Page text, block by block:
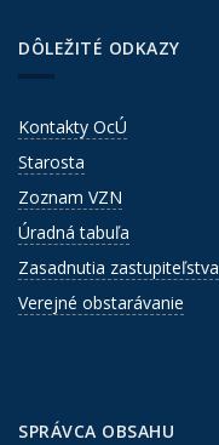
DÔLEŽITÉ ODKAZY
Kontakty OcÚ
Starosta
Zoznam VZN
Úradná tabuľa
Zasadnutia zastupiteľstva
Verejné obstarávanie
SPRÁVCA OBSAHU